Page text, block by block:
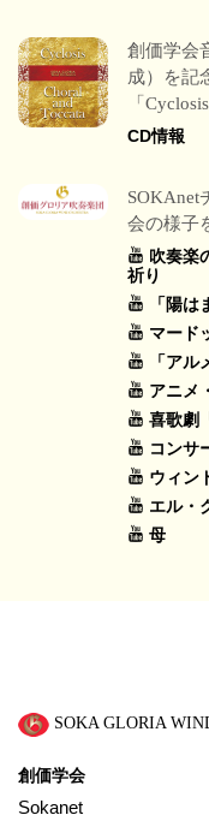
創価学会
成）を記
「
CD情報
SOKAnet
会の様子
吹奏楽
祈り
「陽は
マード
「アル
アニメ
喜歌劇
コンサ
ウィン
エル・
母
SOKA GLORIA
創価学会
Sokanet